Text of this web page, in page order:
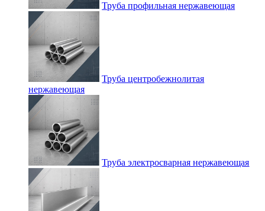
Труба профильная нержавеющая
Труба центробежнолитая
нержавеющая
Труба электросварная нержавеющая